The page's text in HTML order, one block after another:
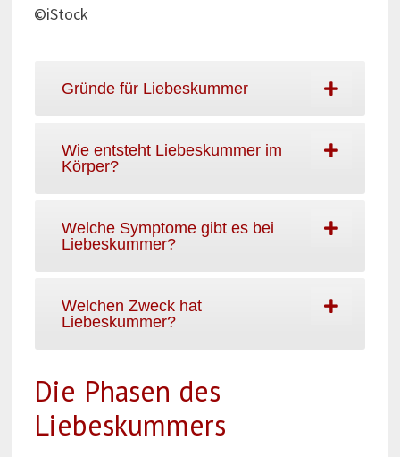
©iStock
Gründe für Liebeskummer
Wie entsteht Liebeskummer im
Körper?
Welche Symptome gibt es bei
Liebeskummer?
Welchen Zweck hat
Liebeskummer?
Die Phasen des
Liebeskummers